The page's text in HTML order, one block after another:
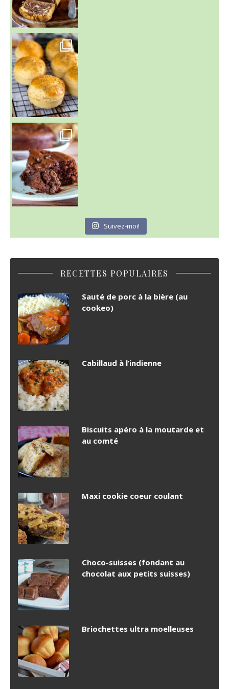
~ BUNS MAISON ~
Un peu de boulange par ici au
~ GÂTEAU FONDANT CHOCO NOISETTE ~
C'est lundi
Suivez-moi!
RECETTES POPULAIRES
Sauté de porc à la bière (au
cookeo)
Cabillaud à l’indienne
Biscuits apéro à la moutarde et
au comté
Maxi cookie coeur coulant
Choco-suisses (fondant au
chocolat aux petits suisses)
Briochettes ultra moelleuses